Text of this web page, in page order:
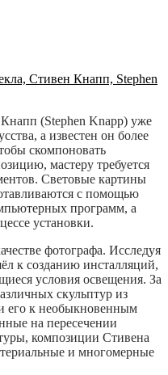
(Stephen Knapp) уже
а известен он более
скомпоновать
мастеру требуется
Световые картины
с помощью
программ, а
установки.
фотографа. Исследуя
к созданию инсталляций,
условия освещения. За
скульптур из
его к необыкновенным
на пересечении
композиции Стивена
и многомерные